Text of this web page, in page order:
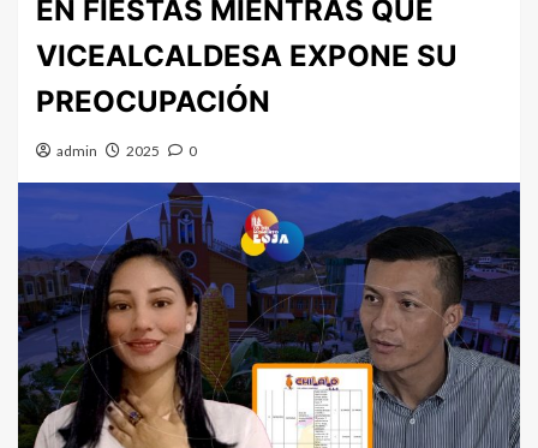
EN FIESTAS MIENTRAS QUE
VICEALCALDESA EXPONE SU
PREOCUPACIÓN
admin 2025 0